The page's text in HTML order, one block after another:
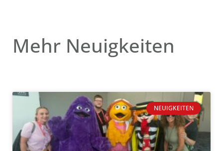
Mehr Neuigkeiten
NEUIGKEITEN